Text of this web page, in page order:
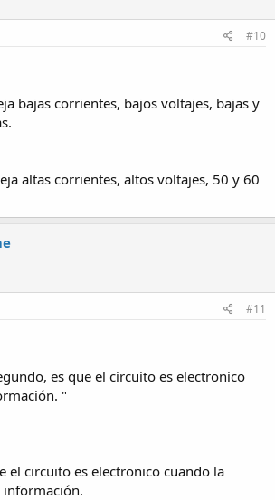
#10
bajas corrientes, bajos voltajes, bajas y
altas corrientes, altos voltajes, 50 y 60
#11
es que el circuito es electronico
"
el circuito es electronico cuando la
información.